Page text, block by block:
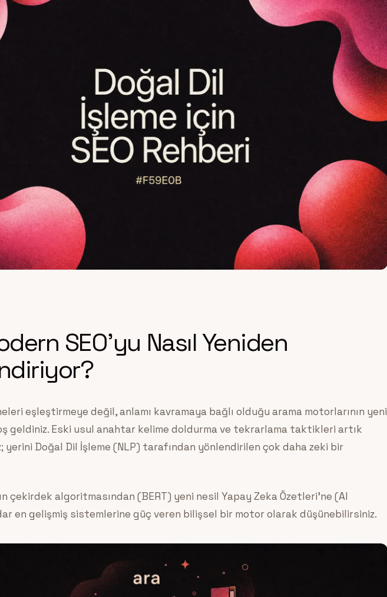
SEO’yu Nasıl Yeniden
eşleştirmeye değil, anlamı kavramaya bağlı olduğu arama motorlarının yeni
geldiniz. Eski usul anahtar kelime doldurma ve tekrarlama taktikleri artık
yerini Doğal Dil İşleme (NLP) tarafından yönlendirilen çok daha zeki bir
çekirdek algoritmasından (BERT) yeni nesil Yapay Zeka Özetleri’ne (AI
en gelişmiş sistemlerine güç veren bilişsel bir motor olarak düşünebilirsiniz.